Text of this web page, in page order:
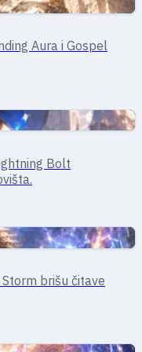
Aura i Gospel
Bolt
brišu čitave